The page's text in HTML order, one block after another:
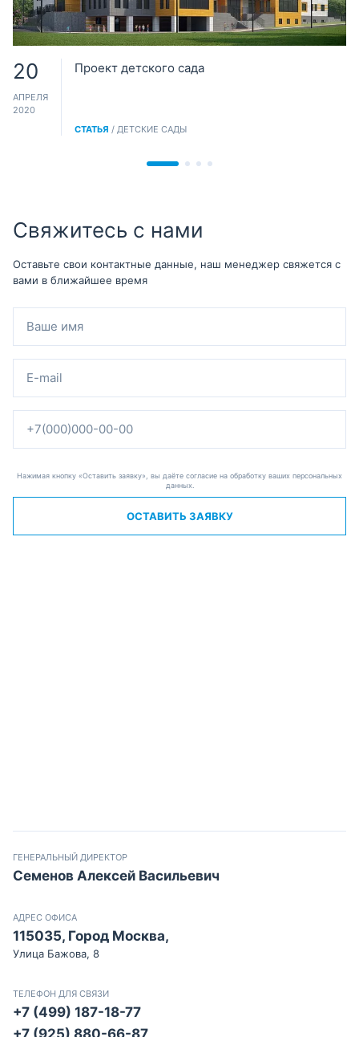
20
АПРЕЛЯ
2020
Проект детского сада
СТАТЬЯ / ДЕТСКИЕ САДЫ
Свяжитесь с нами
Оставьте свои контактные данные, наш менеджер свяжется с
вами в ближайшее время
Нажимая кнопку «Оставить заявку», вы даёте согласие на обработку ваших персональных
данных.
ОСТАВИТЬ ЗАЯВКУ
ГЕНЕРАЛЬНЫЙ ДИРЕКТОР
Семенов Алексей Васильевич
АДРЕС ОФИСА
115035, Город Москва,
Улица Бажова, 8
ТЕЛЕФОН ДЛЯ СВЯЗИ
+7 (499) 187-18-77
+7 (925) 880-66-87